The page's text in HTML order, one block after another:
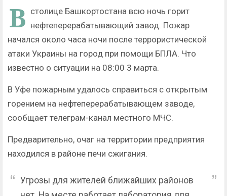
В столице Башкортостана всю ночь горит
нефтеперерабатывающий завод. Пожар
начался около часа ночи после террористической
атаки Украины на город при помощи БПЛА. Что
известно о ситуации на 08:00 3 марта.
В Уфе пожарным удалось справиться с открытым
горением на нефтеперерабатывающем заводе,
сообщает телеграм-канал местного МЧС.
Предварительно, очаг на территории предприятия
находился в районе печи сжигания.
Угрозы для жителей ближайших районов